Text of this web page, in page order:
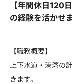
【年間休日120
の経験を活かせ
【職務概要】
上下水道・港湾の
きます。